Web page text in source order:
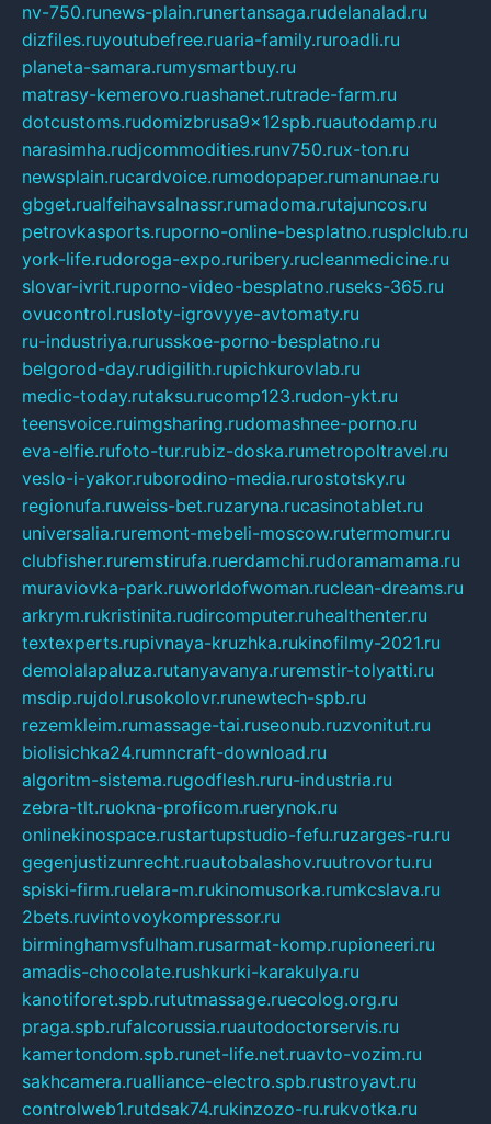
nv-750.runews-plain.runertansaga.rudelanalad.ru
dizfiles.ruyoutubefree.ruaria-family.ruroadli.ru
planeta-samara.rumysmartbuy.ru
matrasy-kemerovo.ruashanet.rutrade-farm.ru
dotcustoms.rudomizbrusa9x12spb.ruautodamp.ru
narasimha.rudjcommodities.runv750.rux-ton.ru
newsplain.rucardvoice.rumodopaper.rumanunae.ru
gbget.rualfeihavsalnassr.rumadoma.rutajuncos.ru
petrovkasports.ruporno-online-besplatno.rusplclub.ru
york-life.rudoroga-expo.ruribery.rucleanmedicine.ru
slovar-ivrit.ruporno-video-besplatno.ruseks-365.ru
ovucontrol.rusloty-igrovyye-avtomaty.ru
ru-industriya.rurusskoe-porno-besplatno.ru
belgorod-day.rudigilith.rupichkurovlab.ru
medic-today.rutaksu.rucomp123.rudon-ykt.ru
teensvoice.ruimgsharing.rudomashnee-porno.ru
eva-elfie.rufoto-tur.rubiz-doska.rumetropoltravel.ru
veslo-i-yakor.ruborodino-media.rurostotsky.ru
regionufa.ruweiss-bet.ruzaryna.rucasinotablet.ru
universalia.ruremont-mebeli-moscow.rutermomur.ru
clubfisher.ruremstirufa.ruerdamchi.rudoramamama.ru
muraviovka-park.ruworldofwoman.ruclean-dreams.ru
arkrym.rukristinita.rudircomputer.ruhealthenter.ru
textexperts.rupivnaya-kruzhka.rukinofilmy-2021.ru
demolalapaluza.rutanyavanya.ruremstir-tolyatti.ru
msdip.rujdol.rusokolovr.runewtech-spb.ru
rezemkleim.rumassage-tai.ruseonub.ruzvonitut.ru
biolisichka24.rumncraft-download.ru
algoritm-sistema.rugodflesh.ruru-industria.ru
zebra-tlt.ruokna-proficom.ruerynok.ru
onlinekinospace.rustartupstudio-fefu.ruzarges-ru.ru
gegenjustizunrecht.ruautobalashov.ruutrovortu.ru
spiski-firm.ruelara-m.rukinomusorka.rumkcslava.ru
2bets.ruvintovoykompressor.ru
birminghamvsfulham.rusarmat-komp.rupioneeri.ru
amadis-chocolate.rushkurki-karakulya.ru
kanotiforet.spb.rututmassage.ruecolog.org.ru
praga.spb.rufalcorussia.ruautodoctorservis.ru
kamertondom.spb.runet-life.net.ruavto-vozim.ru
sakhcamera.rualliance-electro.spb.rustroyavt.ru
controlweb1.rutdsak74.rukinzozo-ru.rukvotka.ru